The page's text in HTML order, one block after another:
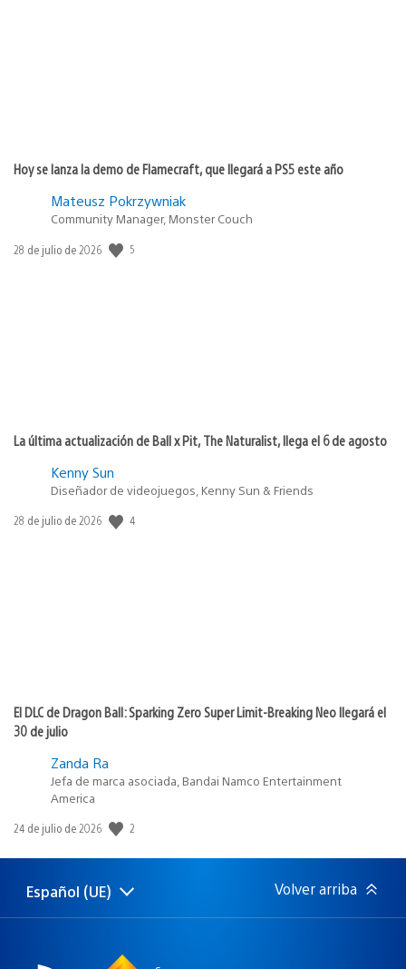
Hoy se lanza la demo de Flamecraft, que llegará a PS5 este año
Mateusz Pokrzywniak
Community Manager, Monster Couch
Fecha
28 de julio de 2026 5
La última actualización de Ball x Pit, The Naturalist, llega el 6 de agosto
Kenny Sun
Diseñador de videojuegos, Kenny Sun & Friends
Fecha
28 de julio de 2026 4
El DLC de Dragon Ball: Sparking Zero Super Limit-Breaking Neo llegará el
30 de julio
Zanda Ra
Jefa de marca asociada, Bandai Namco Entertainment
America
Fecha
publicación:
24 de julio de 2026 2
Selecciona
una
Región
actual:
Español (UE) Volver arriba